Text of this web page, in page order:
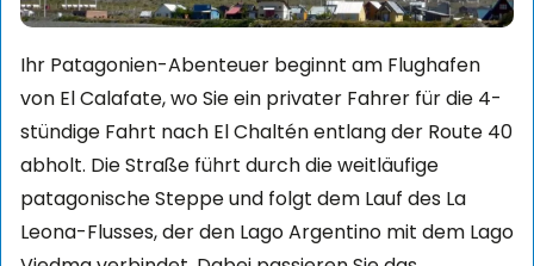
Ihr Patagonien-Abenteuer beginnt am Flughafen
von El Calafate, wo Sie ein privater Fahrer für die 4-
stündige Fahrt nach El Chaltén entlang der Route 40
abholt. Die Straße führt durch die weitläufige
patagonische Steppe und folgt dem Lauf des La
Leona-Flusses, der den Lago Argentino mit dem Lago